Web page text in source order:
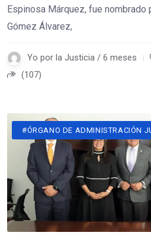
Espinosa Márquez, fue nombrado
Gómez Álvarez,
Yo por la Justicia / 6 meses
(107)
#ÓRGANO DE ADMINISTRACIÓN